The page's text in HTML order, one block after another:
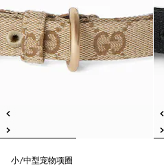
小/中型宠物项圈